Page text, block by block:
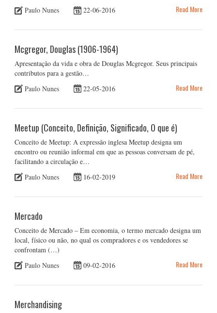
Paulo Nunes
22-06-2016 Read More
Mcgregor, Douglas (1906-1964)
Apresentação da vida e obra de Douglas Mcgregor. Seus principais
contributos para a gestão…
Paulo Nunes
22-05-2016 Read More
Meetup (Conceito, Definição, Significado, O que é)
Conceito de Meetup: A expressão inglesa Meetup designa um
encontro ou reunião informal em que as pessoas conversam de pé,
facilitando a circulação e…
Paulo Nunes
16-02-2019 Read More
Mercado
Conceito de Mercado – Em economia, o termo mercado designa um
local, físico ou não, no qual os compradores e os vendedores se
confrontam (…)
Paulo Nunes
09-02-2016 Read More
Merchandising